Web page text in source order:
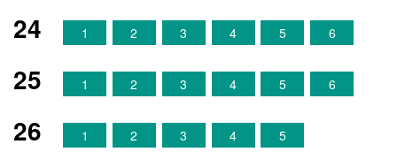
24 1 2 3 4 5 6
25 1 2 3 4 5 6
26 1 2 3 4 5